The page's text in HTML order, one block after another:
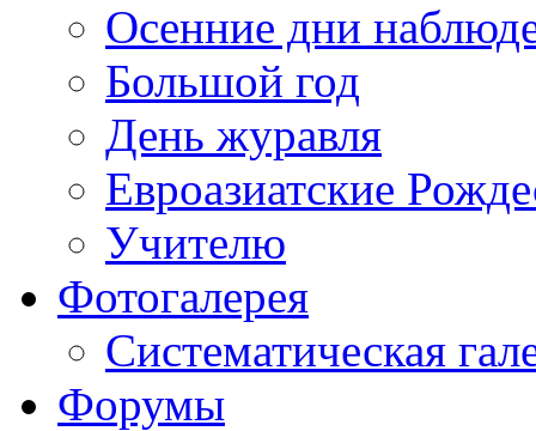
Осенние дни
Большой год
День журавля
Евроазиатские
Учителю
Фотогалерея
Систематическая
Форумы